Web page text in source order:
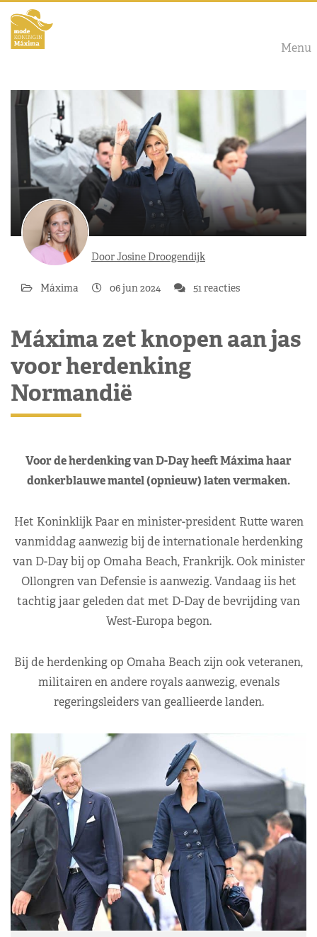
Menu
Door Josine Droogendijk
Máxima 06 jun 2024 51 reacties
Máxima zet knopen aan jas
voor herdenking
Normandië
Voor de herdenking van D-Day heeft Máxima haar
donkerblauwe mantel (opnieuw) laten vermaken.
Het Koninklijk Paar en minister-president Rutte waren
vanmiddag aanwezig bij de internationale herdenking
van D-Day bij op Omaha Beach, Frankrijk. Ook minister
Ollongren van Defensie is aanwezig. Vandaag iis het
tachtig jaar geleden dat met D-Day de bevrijding van
West-Europa begon.
Bij de herdenking op Omaha Beach zijn ook veteranen,
militairen en andere royals aanwezig, evenals
regeringsleiders van geallieerde landen.